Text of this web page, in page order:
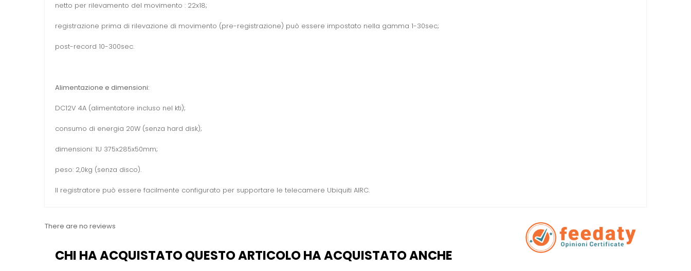
netto per rilevamento del movimento : 22x18;
registrazione prima di rilevazione di movimento (pre-registrazione) può essere impostato nella gamma 1-30sec;
post-record 10-300sec.
Alimentazione e dimensioni:
DC12V 4A (alimentatore incluso nel kti);
consumo di energia 20W (senza hard disk);
dimensioni: 1U 375x285x50mm;
peso: 2,0kg (senza disco).
Il registratore può essere facilmente configurato per supportare le telecamere Ubiquiti AIRC.
There are no reviews
CHI HA ACQUISTATO QUESTO ARTICOLO HA ACQUISTATO ANCHE